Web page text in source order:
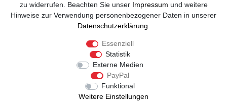
Anrufe aus dem dt. Festnetz zum Ortstarif, Preise aus dem Mobilfunknetz
ggf. abweichend (abhängig vom Provider).
zu widerrufen. Beachten Sie unser Impressum und weitere
Hinweise zur Verwendung personenbezogener Daten in unserer
Daten­schutz­erklärung.
Essenziell
Statistik
Externe Medien
PayPal
Funktional
Weitere Einstellungen